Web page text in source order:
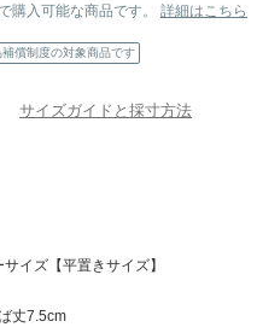
購入可能な商品です。 詳細はこちら
償制度の対象商品です
サイズガイドと採寸方法
イズ【平置きサイズ】
丈7.5cm